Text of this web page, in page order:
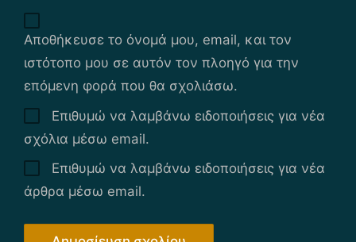
Αποθήκευσε το όνομά μου, email, και τον
ιστότοπο μου σε αυτόν τον πλοηγό για την
επόμενη φορά που θα σχολιάσω.
Επιθυμώ να λαμβάνω ειδοποιήσεις για νέα
σχόλια μέσω email.
Επιθυμώ να λαμβάνω ειδοποιήσεις για νέα
άρθρα μέσω email.